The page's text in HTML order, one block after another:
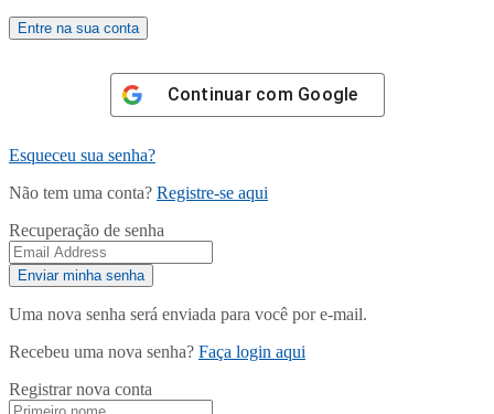
Continuar com Google
Esqueceu sua senha?
Não tem uma conta? Registre-se aqui
Recuperação de senha
Uma nova senha será enviada para você por e-mail.
Recebeu uma nova senha? Faça login aqui
Registrar nova conta